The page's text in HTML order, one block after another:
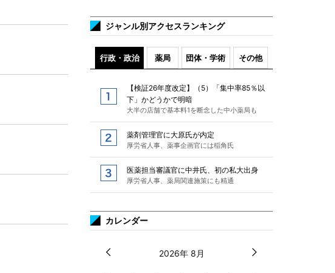
ジャンル別アクセスランキング
行政・政治 薬局 団体・学術 その他
【検証26年度改定】（5）「集中率85％以
下」かどうかで明暗
大半の店舗で基本料1を断念した中小薬局も
薬剤管理官に大原氏が内定
厚労省人事、薬事企画官には稲角氏
医薬担当審議官に中井氏、初の私大出身
厚労省人事、薬局関連施策にも精通
カレンダー
2026年 8月